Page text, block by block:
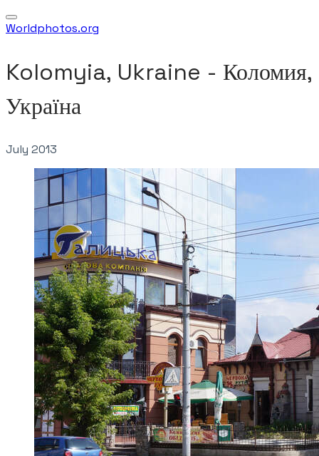
Worldphotos.org
Kolomyia, Ukraine - Коломия,
Україна
July 2013